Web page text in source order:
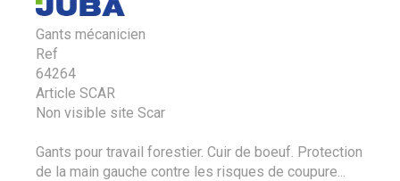
Gants mécanicien
Ref
64264
Article SCAR
Non visible site Scar
Gants pour travail forestier. Cuir de boeuf. Protection
de la main gauche contre les risques de coupure...